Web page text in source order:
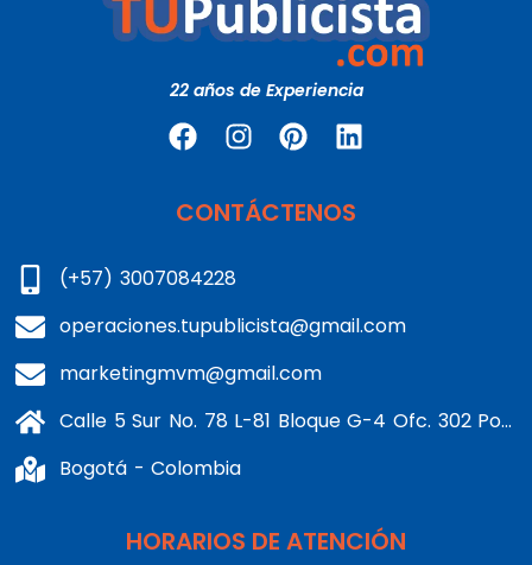
22 años de Experiencia
CONTÁCTENOS
(+57) 3007084228
operaciones.tupublicista@gmail.com
marketingmvm@gmail.com
Calle 5 Sur No. 78 L-81 Bloque G-4 Ofc. 302 Portería 1 Banderas - Kennedy
Bogotá - Colombia
HORARIOS DE ATENCIÓN